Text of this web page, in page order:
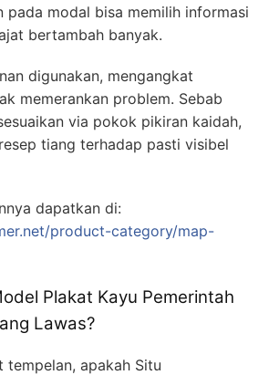
pada modal bisa memilih informasi
bertambah banyak.
digunakan, mengangkat
memerankan problem. Sebab
via pokok pikiran kaidah,
tiang terhadap pasti visibel
dapatkan di:
product-category/map-
Plakat Kayu Pemerintah
Lawas?
tempelan, apakah Situ